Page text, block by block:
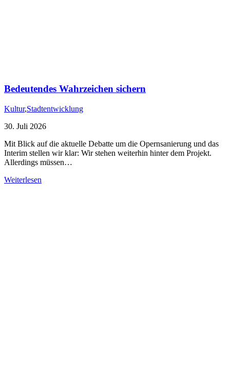
Bedeutendes Wahrzeichen sichern
Kultur,Stadtentwicklung
30. Juli 2026
Mit Blick auf die aktuelle Debatte um die Opernsanierung und das
Interim stellen wir klar: Wir stehen weiterhin hinter dem Projekt.
Allerdings müssen…
Weiterlesen